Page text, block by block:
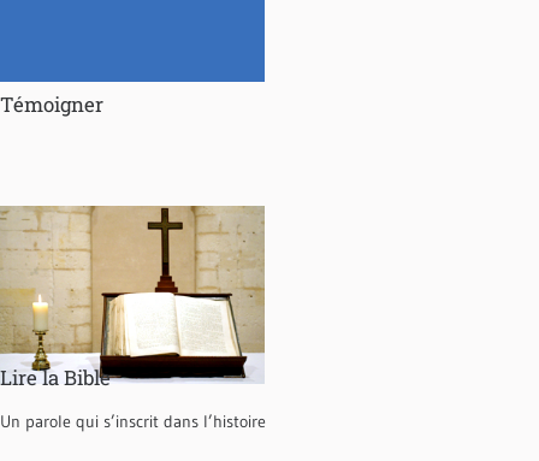
Témoigner
Lire la Bible
Un parole qui s’inscrit dans l’histoire